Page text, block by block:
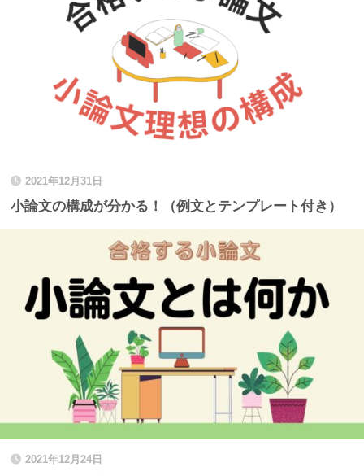
2021年12月31日
小論文の構成が分かる！（例文とテンプレート付き）
2021年12月24日